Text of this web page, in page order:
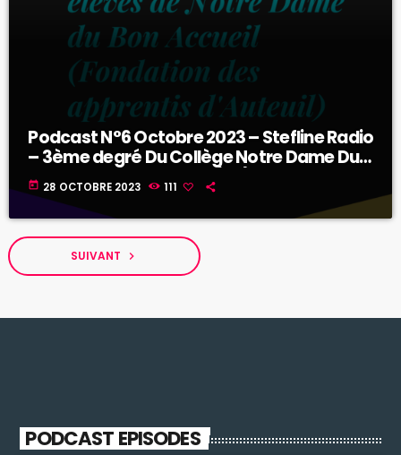
Podcast N°6 Octobre 2023 – Stefline Radio
– 3ème degré Du Collège Notre Dame Du
Bon Accueil de Gorges (44)
today 28 OCTOBRE 2023 111
SUIVANT navigate_next
PODCAST EPISODES